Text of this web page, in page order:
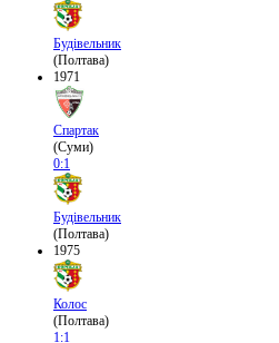
Будівельник
(Полтава)
1971
Спартак
(Суми)
0:1
Будівельник
(Полтава)
1975
Колос
(Полтава)
1:1